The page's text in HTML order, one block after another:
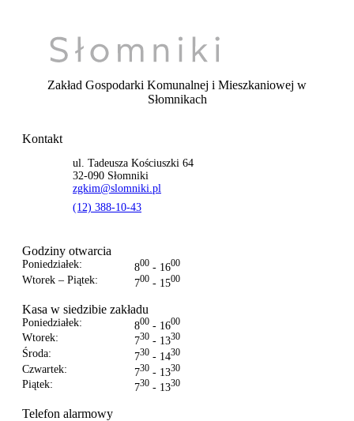
Zakład Gospodarki Komunalnej i Mieszkaniowej w
Słomnikach
Kontakt
ul. Tadeusza Kościuszki 64
32-090 Słomniki
zgkim@slomniki.pl
(12) 388-10-43
Godziny otwarcia
Poniedziałek: 800 - 1600
Wtorek – Piątek: 700 - 1500
Kasa w siedzibie zakładu
Poniedziałek: 800 - 1600
Wtorek: 730 - 1330
Środa: 730 - 1430
Czwartek: 730 - 1330
Piątek: 730 - 1330
Telefon alarmowy